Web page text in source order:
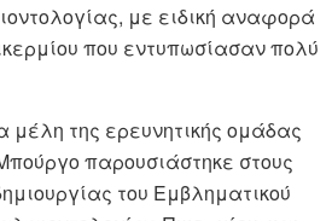
με ειδική αναφορά
που εντυπωσίασαν πολύ
μέλη της ερευνητικής ομάδας
παρουσιάστηκε στους
του Εμβληματικού